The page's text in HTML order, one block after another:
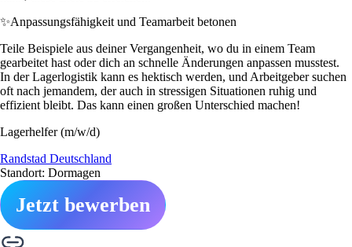
✨Anpassungsfähigkeit und Teamarbeit betonen
Teile Beispiele aus deiner Vergangenheit, wo du in einem Team
gearbeitet hast oder dich an schnelle Änderungen anpassen musstest.
In der Lagerlogistik kann es hektisch werden, und Arbeitgeber suchen
oft nach jemandem, der auch in stressigen Situationen ruhig und
effizient bleibt. Das kann einen großen Unterschied machen!
Lagerhelfer (m/w/d)
Randstad Deutschland
Standort: Dormagen
Jetzt bewerben